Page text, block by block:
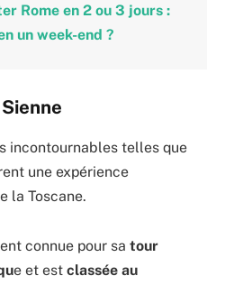
Rome en 2 ou 3 jours :
un week-end ?
incontournables telles que
une expérience
la Toscane.
connue pour sa tour
e et est classée au